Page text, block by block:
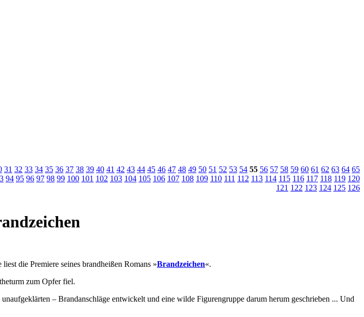
31 32 33 34 35 36 37 38 39 40 41 42 43 44 45 46 47 48 49 50 51 52 53 54 55 56 57 58 59 60 61 62 63 64 65
94 95 96 97 98 99 100 101 102 103 104 105 106 107 108 109 110 111 112 113 114 115 116 117 118 119 120
121 122 123 124 125 126
die Premiere seines brandheißen Romans »Brandzeichen«.
zum Opfer fiel.
– Brandanschläge entwickelt und eine wilde Figurengruppe darum herum geschrieben ... Und